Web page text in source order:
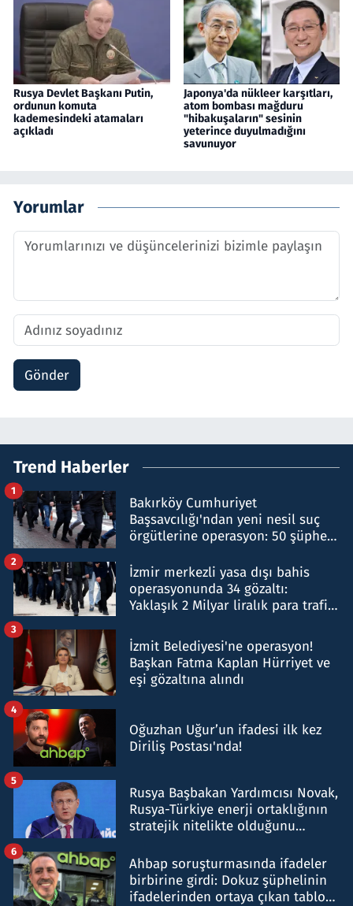
Rusya Devlet Başkanı Putin,
ordunun komuta
kademesindeki atamaları
açıkladı
Japonya'da nükleer karşıtları,
atom bombası mağduru
"hibakuşaların" sesinin
yeterince duyulmadığını
savunuyor
Yorumlar
Gönder
Trend Haberler
Bakırköy Cumhuriyet
Başsavcılığı'ndan yeni nesil suç
örgütlerine operasyon: 50 şüpheli
1
İzmir merkezli yasa dışı bahis
operasyonunda 34 gözaltı:
Yaklaşık 2 Milyar liralık para trafiği
2
İzmit Belediyesi'ne operasyon!
Başkan Fatma Kaplan Hürriyet ve
eşi gözaltına alındı
3
Oğuzhan Uğur’un ifadesi ilk kez
Diriliş Postası'nda!
4
Rusya Başbakan Yardımcısı Novak,
Rusya-Türkiye enerji ortaklığının
stratejik nitelikte olduğunu
5
Ahbap soruşturmasında ifadeler
birbirine girdi: Dokuz şüphelinin
ifadelerinden ortaya çıkan tablo
6